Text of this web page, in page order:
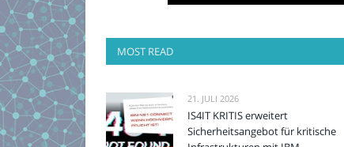
MOST READ
21. JULI 2026
IS4IT KRITIS erweitert
Sicherheitsangebot für kritische